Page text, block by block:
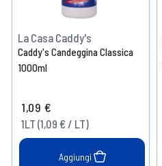
La Casa Caddy's
Caddy's Candeggina Classica
1000ml
1,09 €
1LT (1,09 € / LT)
Aggiungi